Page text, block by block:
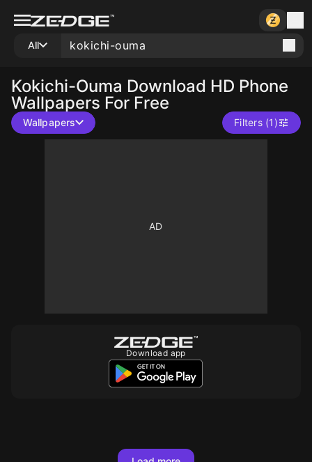
All
Kokichi-Ouma Download HD Phone
Wallpapers For Free
Wallpapers Filters (1)
Download app